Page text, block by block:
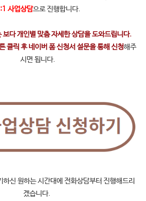
사업상담으로 진행합니다.
다 개인별 맞춤 자세한 상담을 도와드립니다.
클릭 후 네이버 폼 신청서 설문을 통해 신청해주
시면 됩니다.
하신 원하는 시간대에 전화상담부터 진행해드리
겠습니다.